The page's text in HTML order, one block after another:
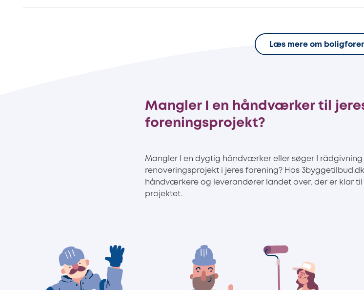
Læs mere om
Mangler I en håndværker til
foreningsprojekt?
Mangler I en dygtig håndværker eller søger I
renoveringsprojekt i jeres forening? Hos
håndværkere og leverandører landet over, der er klar
projektet.